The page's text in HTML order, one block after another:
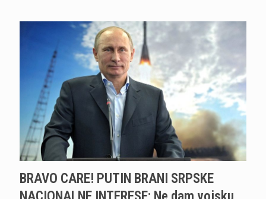
BRAVO CARE! PUTIN BRANI SRPSKE